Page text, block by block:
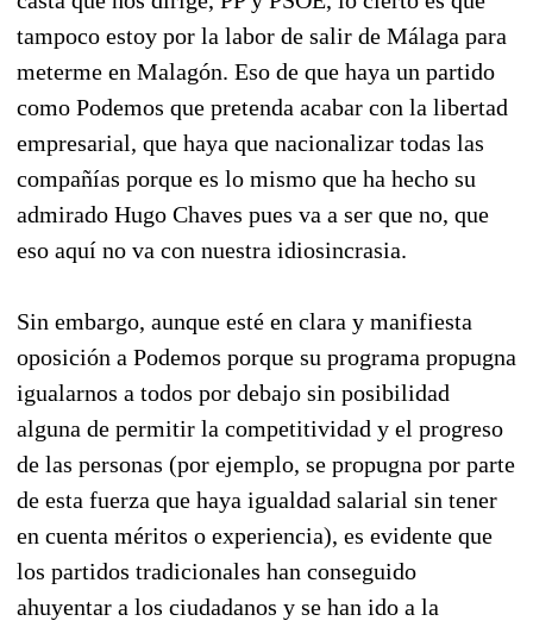
tampoco estoy por la labor de salir de Málaga para
meterme en Malagón. Eso de que haya un partido
como Podemos que pretenda acabar con la libertad
empresarial, que haya que nacionalizar todas las
compañías porque es lo mismo que ha hecho su
admirado Hugo Chaves pues va a ser que no, que
eso aquí no va con nuestra idiosincrasia.
Sin embargo, aunque esté en clara y manifiesta
oposición a Podemos porque su programa propugna
igualarnos a todos por debajo sin posibilidad
alguna de permitir la competitividad y el progreso
de las personas (por ejemplo, se propugna por parte
de esta fuerza que haya igualdad salarial sin tener
en cuenta méritos o experiencia), es evidente que
los partidos tradicionales han conseguido
ahuyentar a los ciudadanos y se han ido a la